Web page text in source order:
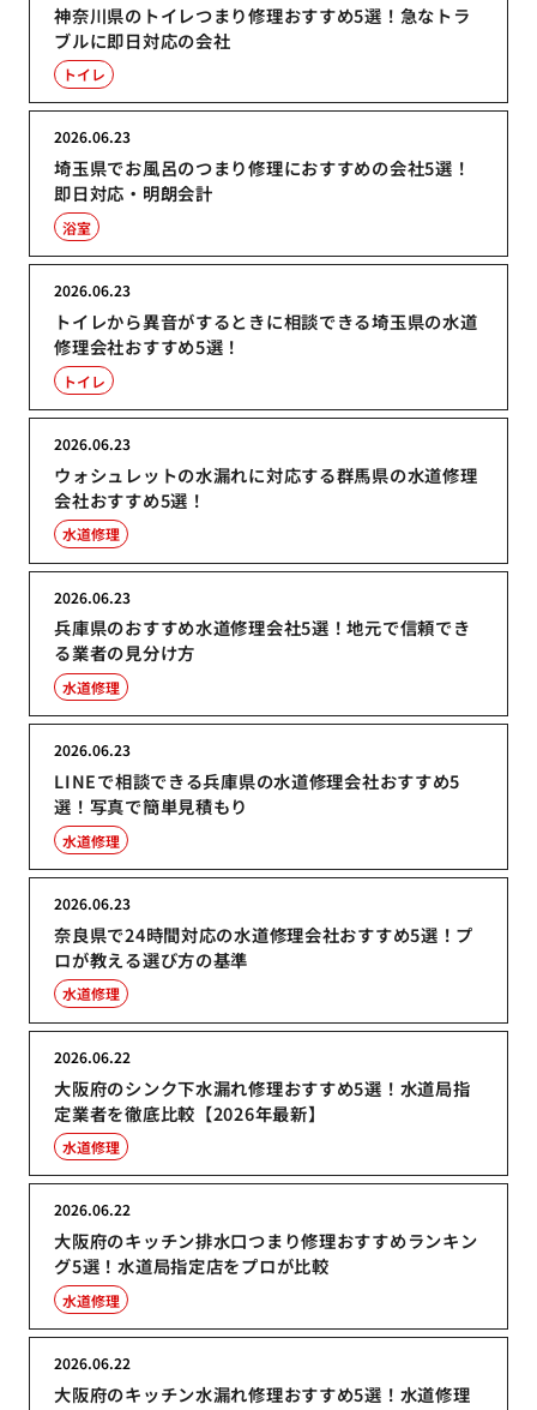
神奈川県のトイレつまり修理おすすめ5選！急なトラ
ブルに即日対応の会社
トイレ
埼玉県でお風呂のつまり修理におすすめの会社5選！
即日対応・明朗会計
2026.06.23
浴室
トイレから異音がするときに相談できる埼玉県の水道
修理会社おすすめ5選！
2026.06.23
トイレ
ウォシュレットの水漏れに対応する群馬県の水道修理
会社おすすめ5選！
2026.06.23
水道修理
兵庫県のおすすめ水道修理会社5選！地元で信頼でき
る業者の見分け方
2026.06.23
水道修理
LINEで相談できる兵庫県の水道修理会社おすすめ5
選！写真で簡単見積もり
2026.06.23
水道修理
奈良県で24時間対応の水道修理会社おすすめ5選！プ
ロが教える選び方の基準
2026.06.23
水道修理
大阪府のシンク下水漏れ修理おすすめ5選！水道局指
定業者を徹底比較【2026年最新】
2026.06.22
水道修理
大阪府のキッチン排水口つまり修理おすすめランキン
グ5選！水道局指定店をプロが比較
2026.06.22
水道修理
大阪府のキッチン水漏れ修理おすすめ5選！水道修理
2026.06.22